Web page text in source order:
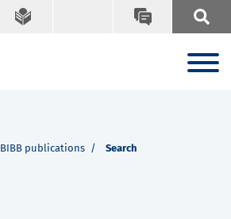
BIBB publications Search